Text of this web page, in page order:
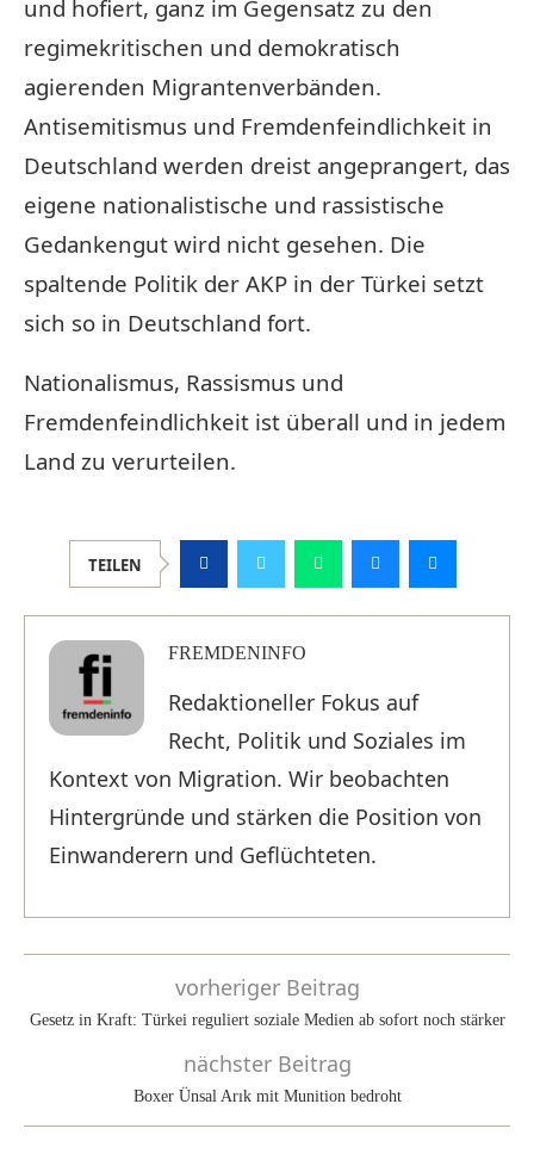
und hofiert, ganz im Gegensatz zu den
regimekritischen und demokratisch
agierenden Migrantenverbänden.
Antisemitismus und Fremdenfeindlichkeit in
Deutschland werden dreist angeprangert, das
eigene nationalistische und rassistische
Gedankengut wird nicht gesehen. Die
spaltende Politik der AKP in der Türkei setzt
sich so in Deutschland fort.
Nationalismus, Rassismus und
Fremdenfeindlichkeit ist überall und in jedem
Land zu verurteilen.
TEILEN
FREMDENINFO
Redaktioneller Fokus auf
Recht, Politik und Soziales im
Kontext von Migration. Wir beobachten
Hintergründe und stärken die Position von
Einwanderern und Geflüchteten.
vorheriger Beitrag
Gesetz in Kraft: Türkei reguliert soziale Medien ab sofort noch stärker
nächster Beitrag
Boxer Ünsal Arık mit Munition bedroht